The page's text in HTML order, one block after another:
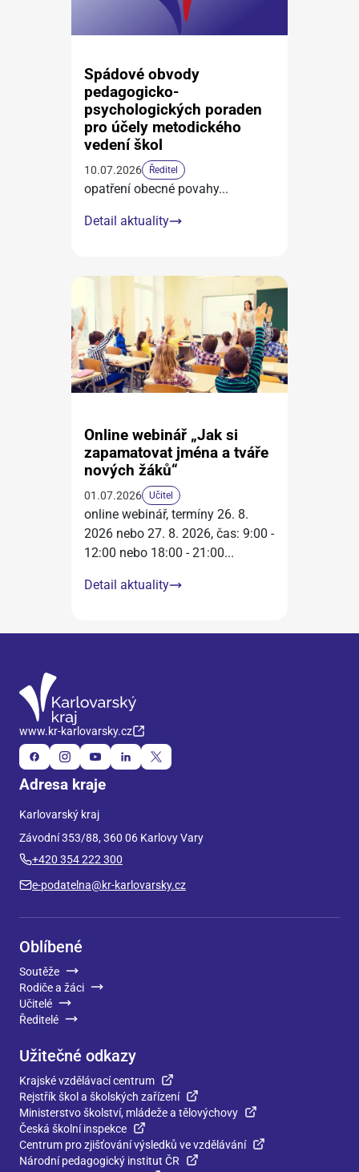
Spádové obvody
pedagogicko-
psychologických poraden
pro účely metodického
vedení škol
10.07.2026 Ředitel
opatření obecné povahy...
Detail aktuality
Online webinář „Jak si
zapamatovat jména a tváře
nových žáků“
01.07.2026 Učitel
online webinář, termíny 26. 8.
2026 nebo 27. 8. 2026, čas: 9:00 -
12:00 nebo 18:00 - 21:00...
Detail aktuality
www.kr-karlovarsky.cz
Adresa kraje
Karlovarský kraj
Závodní 353/88, 360 06 Karlovy Vary
+420 354 222 300
e-podatelna@kr-karlovarsky.cz
Oblíbené
Soutěže
Rodiče a žáci
Učitelé
Ředitelé
Užitečné odkazy
Krajské vzdělávací centrum
Rejstřík škol a školských zařízení
Ministerstvo školství, mládeže a tělovýchovy
Česká školní inspekce
Centrum pro zjišťování výsledků ve vzdělávání
Národní pedagogický institut ČR